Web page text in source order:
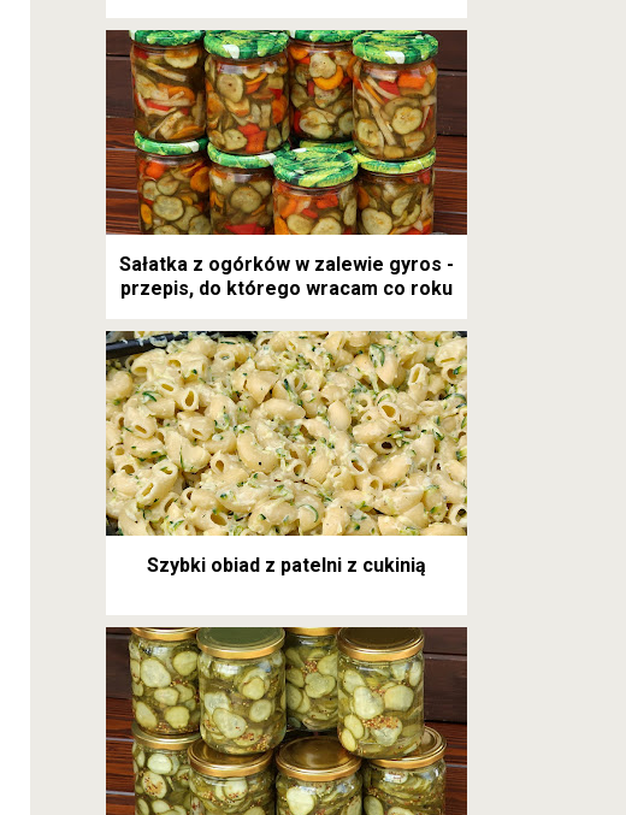
Sałatka z ogórków w zalewie gyros -
przepis, do którego wracam co roku
Szybki obiad z patelni z cukinią